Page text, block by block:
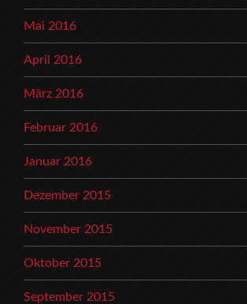
Mai 2016
April 2016
März 2016
Februar 2016
Januar 2016
Dezember 2015
November 2015
Oktober 2015
September 2015